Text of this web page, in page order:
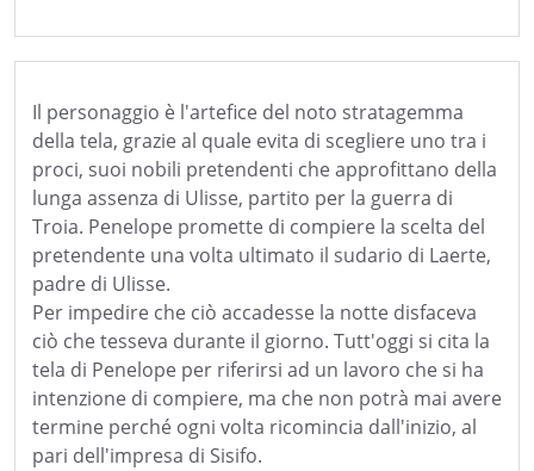
Il personaggio è l'artefice del noto stratagemma
della tela, grazie al quale evita di scegliere uno tra i
proci, suoi nobili pretendenti che approfittano della
lunga assenza di Ulisse, partito per la guerra di
Troia. Penelope promette di compiere la scelta del
pretendente una volta ultimato il sudario di Laerte,
padre di Ulisse.
Per impedire che ciò accadesse la notte disfaceva
ciò che tesseva durante il giorno. Tutt'oggi si cita la
tela di Penelope per riferirsi ad un lavoro che si ha
intenzione di compiere, ma che non potrà mai avere
termine perché ogni volta ricomincia dall'inizio, al
pari dell'impresa di Sisifo.